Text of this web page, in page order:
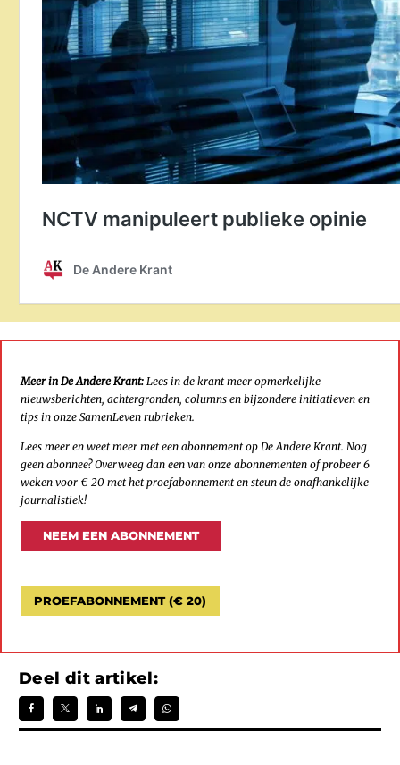
Meer in De Andere Krant: Lees in de krant meer opmerkelijke
nieuwsberichten, achtergronden, columns en bijzondere initiatieven en
tips in onze SamenLeven rubrieken.
Lees meer en weet meer met een abonnement op De Andere Krant. Nog
geen abonnee? Overweeg dan een van onze abonnementen of probeer 6
weken voor € 20 met het proefabonnement en steun de onafhankelijke
journalistiek!
NEEM EEN ABONNEMENT
PROEFABONNEMENT (€ 20)
Deel dit artikel: